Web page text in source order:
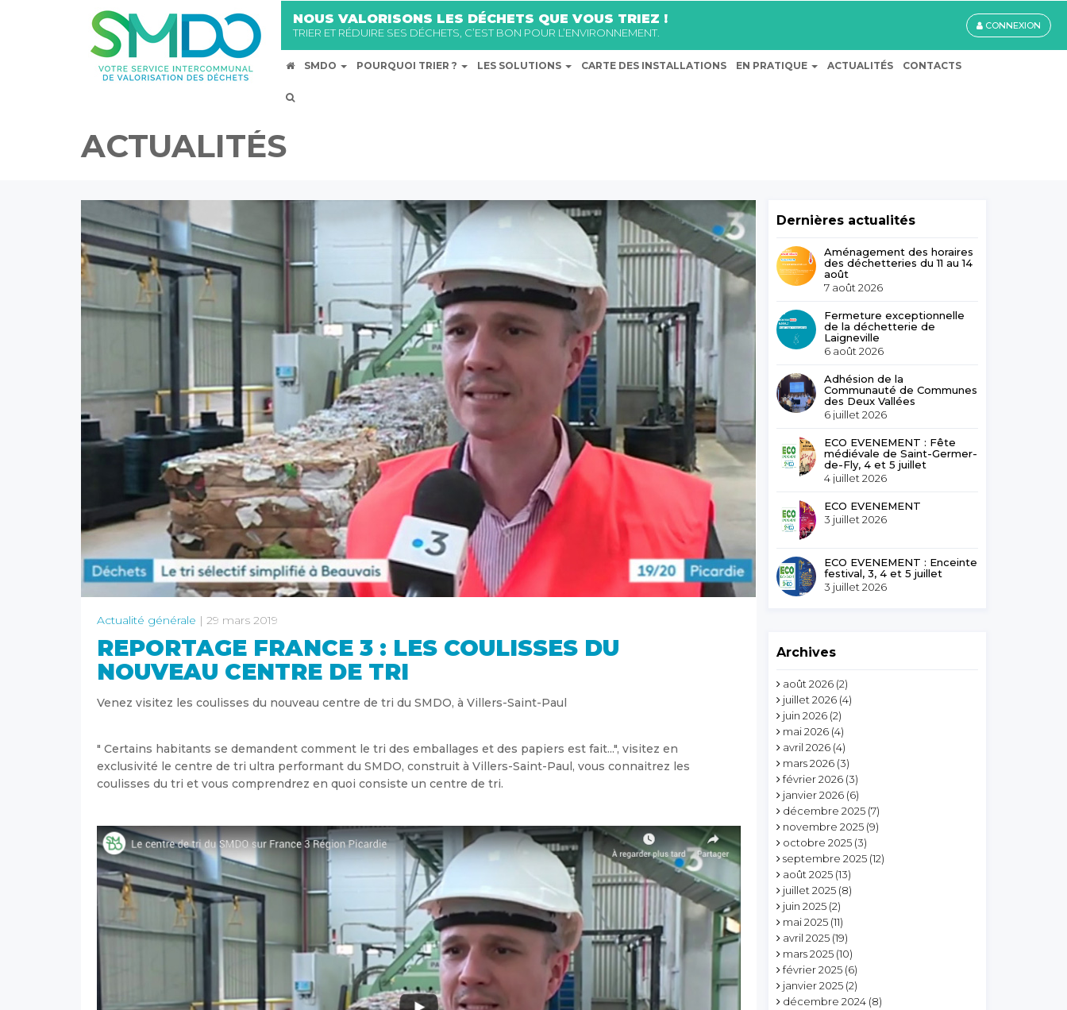
NOUS VALORISONS LES DÉCHETS QUE VOUS TRIEZ !
TRIER ET RÉDUIRE SES DÉCHETS, C’EST BON POUR L’ENVIRONNEMENT.
SMDO POURQUOI TRIER ? LES SOLUTIONS CARTE DES INSTALLATIONS EN PRATIQUE ACTUALITÉS CONTACTS
CONNEXION
ACTUALITÉS
Actualité générale | 29 mars 2019
REPORTAGE FRANCE 3 : LES COULISSES DU
NOUVEAU CENTRE DE TRI
Venez visitez les coulisses du nouveau centre de tri du SMDO, à Villers-Saint-Paul
" Certains habitants se demandent comment le tri des emballages et des papiers est fait...", visitez en
exclusivité le centre de tri ultra performant du SMDO, construit à Villers-Saint-Paul, vous connaitrez les
coulisses du tri et vous comprendrez en quoi consiste un centre de tri.
Dernières actualités
Aménagement des horaires
des déchetteries du 11 au 14
août
7 août 2026
Fermeture exceptionnelle
de la déchetterie de
Laigneville
6 août 2026
Adhésion de la
Communauté de Communes
des Deux Vallées
6 juillet 2026
ECO EVENEMENT : Fête
médiévale de Saint-Germer-
de-Fly, 4 et 5 juillet
4 juillet 2026
ECO EVENEMENT
3 juillet 2026
ECO EVENEMENT : Enceinte
festival, 3, 4 et 5 juillet
3 juillet 2026
Archives
août 2026 (2)
juillet 2026 (4)
juin 2026 (2)
mai 2026 (4)
avril 2026 (4)
mars 2026 (3)
février 2026 (3)
janvier 2026 (6)
décembre 2025 (7)
novembre 2025 (9)
octobre 2025 (3)
septembre 2025 (12)
août 2025 (13)
juillet 2025 (8)
juin 2025 (2)
mai 2025 (11)
avril 2025 (19)
mars 2025 (10)
février 2025 (6)
janvier 2025 (2)
décembre 2024 (8)